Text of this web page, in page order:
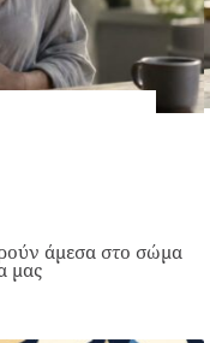
άμεσα στο σώμα
μας